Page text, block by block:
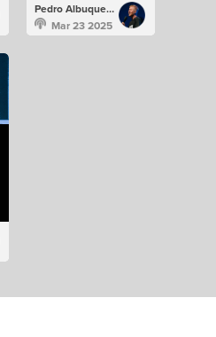
Pedro Albuquerque
Mar 23 2025